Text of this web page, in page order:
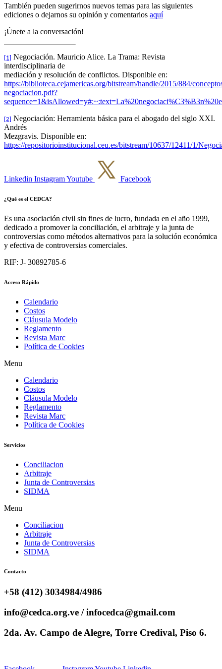
También pueden sugerirnos nuevos temas para las siguientes
ediciones o dejarnos su opinión y comentarios aquí
¡Únete a la conversación!
[1] Negociación. Mauricio Alice. La Trama: Revista
interdisciplinaria de
mediación y resolución de conflictos. Disponible en:
https://biblioteca.cejamericas.org/bitstream/handle/2015/884/
negociacion.pdf?
[2] Negociación: Herramienta básica para el abogado del siglo XXI.
Andrés
Mezgravis. Disponible en:
https://repositorioinstitucional.ceu.es/bitstream/10637/12411/1/
Linkedin InstagramYoutube Facebook
¿Qué es el CEDCA?
Es una asociación civil sin fines de lucro, fundada en el año 1999,
dedicado a promover la conciliación, el arbitraje y la junta de
controversias como métodos alternativos para la solución económica
y efectiva de controversias comerciales.
RIF: J- 30892785-6
Acceso Rápido
Calendario
Costos
Cláusula Modelo
Reglamento
Revista Marc
Política de Cookies
Menu
Calendario
Costos
Cláusula Modelo
Reglamento
Revista Marc
Política de Cookies
Servicios
Conciliacion
Arbitraje
Junta de Controversias
SIDMA
Menu
Conciliacion
Arbitraje
Junta de Controversias
SIDMA
Contacto
+58 (412) 3034984/4986
info@cedca.org.ve / infocedca@gmail.com
2da. Av. Campo de Alegre, Torre Credival, Piso 6.